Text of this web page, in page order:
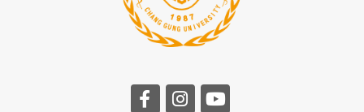
前往長庚大學facebook
前往長庚大學